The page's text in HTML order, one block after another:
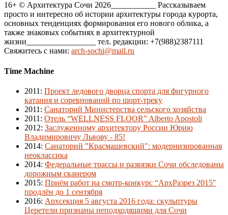
16+ © Архитектура Сочи 2026___________ Рассказываем
просто и интересно об истории архитектуры города курорта,
основных тенденциях формирования его нового облика, а
также знаковых событиях в архитектурной
жизни_________________ тел. редакции: +7(988)2387111
Свяжитесь с нами: arch-sochi@mail.ru
Time Machine
2011 : Проект ледового дворца спорта для фигурного
катания и соревнований по шорт-треку
2011 : Санаторий Министерства сельского хозяйства
2011 : Отель “WELLNESS FLOOR” Alberto Apostoli
2012: Заслуженному архитектору России Юрию
Владимировичу Львову - 85!
2014: Санаторий "Красмашевский": модернизированная
неоклассика
2014: Федеральные трассы и развязки Сочи обследованы
дорожным сканером
2015: Приём работ на смотр-конкурс “АрхРазрез 2015″
продлён до 1 сентября
2016: Архсекция 5 августа 2016 года: скульптуры
Церетели признаны неподходящими для Сочи